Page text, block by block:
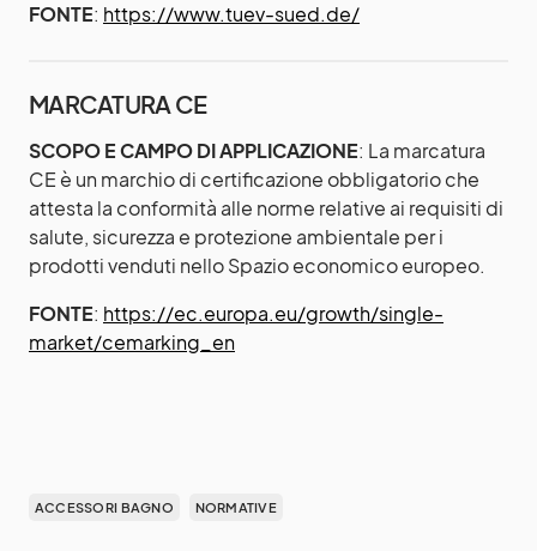
FONTE: https://www.tuev-sued.de/
MARCATURA CE
SCOPO E CAMPO DI APPLICAZIONE: La marcatura
CE è un marchio di certificazione obbligatorio che
attesta la conformità alle norme relative ai requisiti di
salute, sicurezza e protezione ambientale per i
prodotti venduti nello Spazio economico europeo.
FONTE: https://ec.europa.eu/growth/single-
market/ce­marking_en
ACCESSORI BAGNO NORMATIVE